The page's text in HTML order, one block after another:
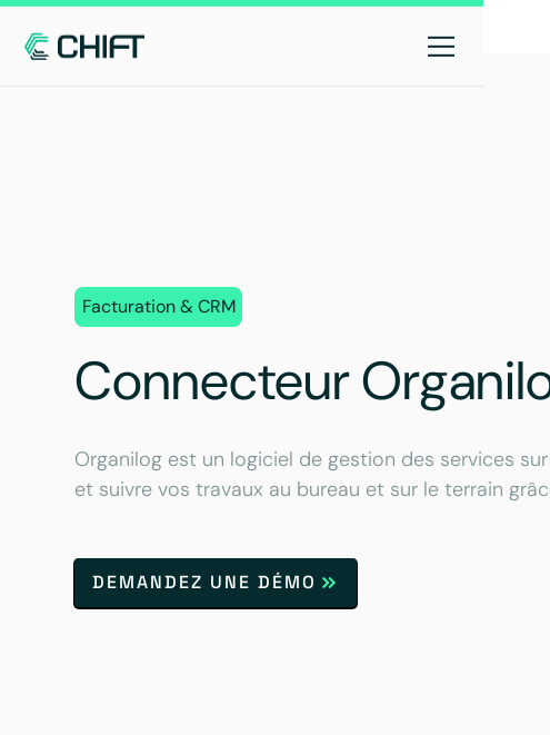
Facturation & CRM
Connecteur
Organilog est un logiciel de gestion des services
et suivre vos travaux au bureau et sur le terrain
DEMANDEZ UNE DÉMO